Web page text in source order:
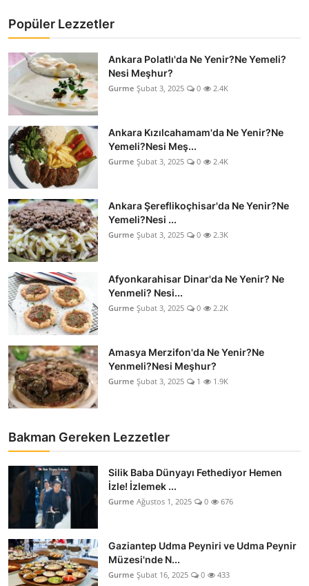
Popüler Lezzetler
Ankara Polatlı'da Ne Yenir?Ne Yemeli?
Nesi Meşhur?
Gurme Şubat 3, 2025 0 2.4K
Ankara Kızılcahamam'da Ne Yenir?Ne
Yemeli?Nesi Meş...
Gurme Şubat 3, 2025 0 2.4K
Ankara Şereflikoçhisar'da Ne Yenir?Ne
Yemeli?Nesi ...
Gurme Şubat 3, 2025 0 2.3K
Afyonkarahisar Dinar'da Ne Yenir? Ne
Yenmeli? Nesi...
Gurme Şubat 3, 2025 0 2.2K
Amasya Merzifon'da Ne Yenir?Ne
Yenmeli?Nesi Meşhur?
Gurme Şubat 3, 2025 1 1.9K
Bakman Gereken Lezzetler
Silik Baba Dünyayı Fethediyor Hemen
İzle! İzlemek ...
Gurme Ağustos 1, 2025 0 676
Gaziantep Udma Peyniri ve Udma Peynir
Müzesi'nde N...
Gurme Şubat 16, 2025 0 433